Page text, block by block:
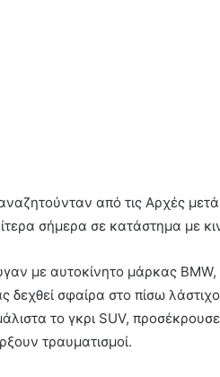
από τις Αρχές
σήμερα σε κατάστημα με
με αυτοκίνητο μάρκας
δεχθεί σφαίρα στο πίσω
το γκρι SUV,
τραυματισμοί.